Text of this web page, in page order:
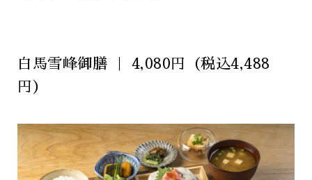
白馬雪峰御膳 ｜ 4,080円（税込4,488
円）